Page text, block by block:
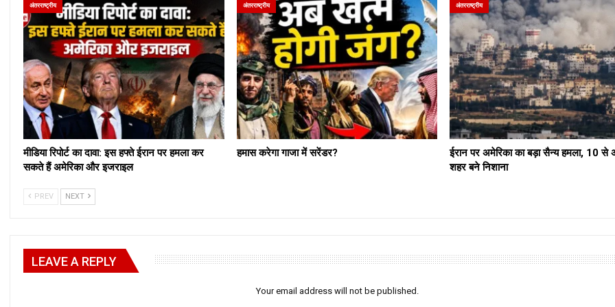
अंतरराष्ट्रीय
मीडिया रिपोर्ट का दावा: इस हफ्ते ईरान पर हमला कर
सकते हैं अमेरिका और इजराइल
अंतरराष्ट्रीय
हमास करेगा गाजा में सरेंडर?
अंतरराष्ट्रीय
ईरान पर अमेरिका का बड़ा सैन्य हमला, 10 से
शहर बने निशाना
PREV NEXT
LEAVE A REPLY
Your email address will not be published.